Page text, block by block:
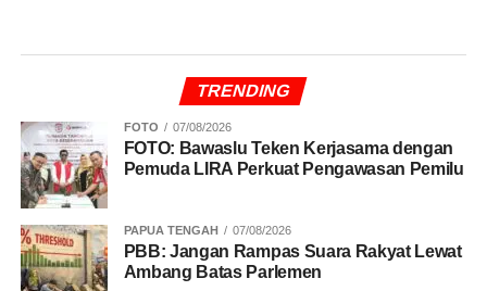
TRENDING
FOTO 07/08/2026
FOTO: Bawaslu Teken Kerjasama dengan
Pemuda LIRA Perkuat Pengawasan Pemilu
PAPUA TENGAH 07/08/2026
PBB: Jangan Rampas Suara Rakyat Lewat
Ambang Batas Parlemen